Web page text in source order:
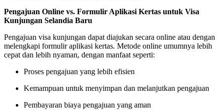
Pengajuan Online vs. Formulir Aplikasi Kertas untuk Visa
Kunjungan Selandia Baru
Pengajuan visa kunjungan dapat diajukan secara online atau dengan
melengkapi formulir aplikasi kertas. Metode online umumnya lebih
cepat dan lebih nyaman, dengan manfaat seperti:
Proses pengajuan yang lebih efisien
Kemampuan untuk menyimpan dan melanjutkan pengajuan
Pembayaran biaya pengajuan yang aman